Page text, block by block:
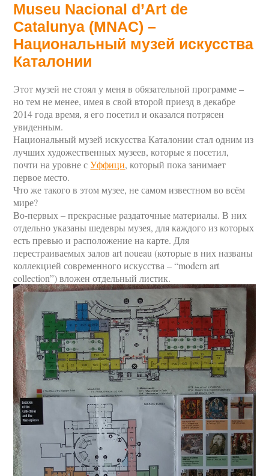
Museu Nacional d’Art de
Catalunya (MNAC) –
Национальный музей искусства
Каталонии
Этот музей не стоял у меня в обязательной программе –
но тем не менее, имея в свой второй приезд в декабре
2014 года время, я его посетил и оказался потрясен
увиденным.
Национальный музей искусства Каталонии стал одним из
лучших художественных музеев, которые я посетил,
почти на уровне сУффици, который пока занимает
первое место.
Что же такого в этом музее, не самом известном во всём
мире?
Во-первых – прекрасные раздаточные материалы. В них
отдельно указаны шедевры музея, для каждого из которых
есть превью и расположение на карте. Для
перестраиваемых залов art noueau (которые в них названы
коллекцией современного искусства – “modern art
collection”) вложен отдельный листик.